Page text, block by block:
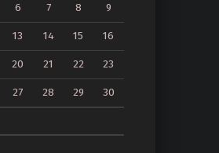
6 7 8 9
13 14 15 16
20 21 22 23
27 28 29 30